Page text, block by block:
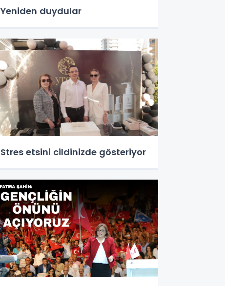
Yeniden duydular
Stres etsini cildinizde gösteriyor